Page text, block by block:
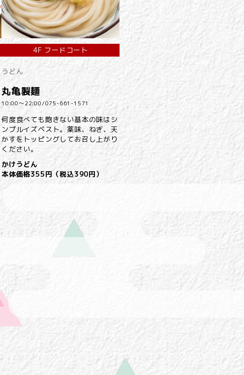
4F フードコート
うどん
丸亀製麺
10:00～22:00/075-661-1571
何度食べても飽きない基本の味はシ
ンプルイズベスト。薬味、ねぎ、天
かすをトッピングしてお召し上がり
ください。
かけうどん
本体価格355円（税込390円）